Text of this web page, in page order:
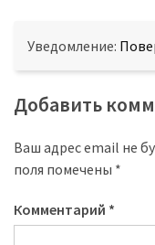
Уведомление:
Добавить
Ваш адрес email не
поля помечены *
Комментарий *